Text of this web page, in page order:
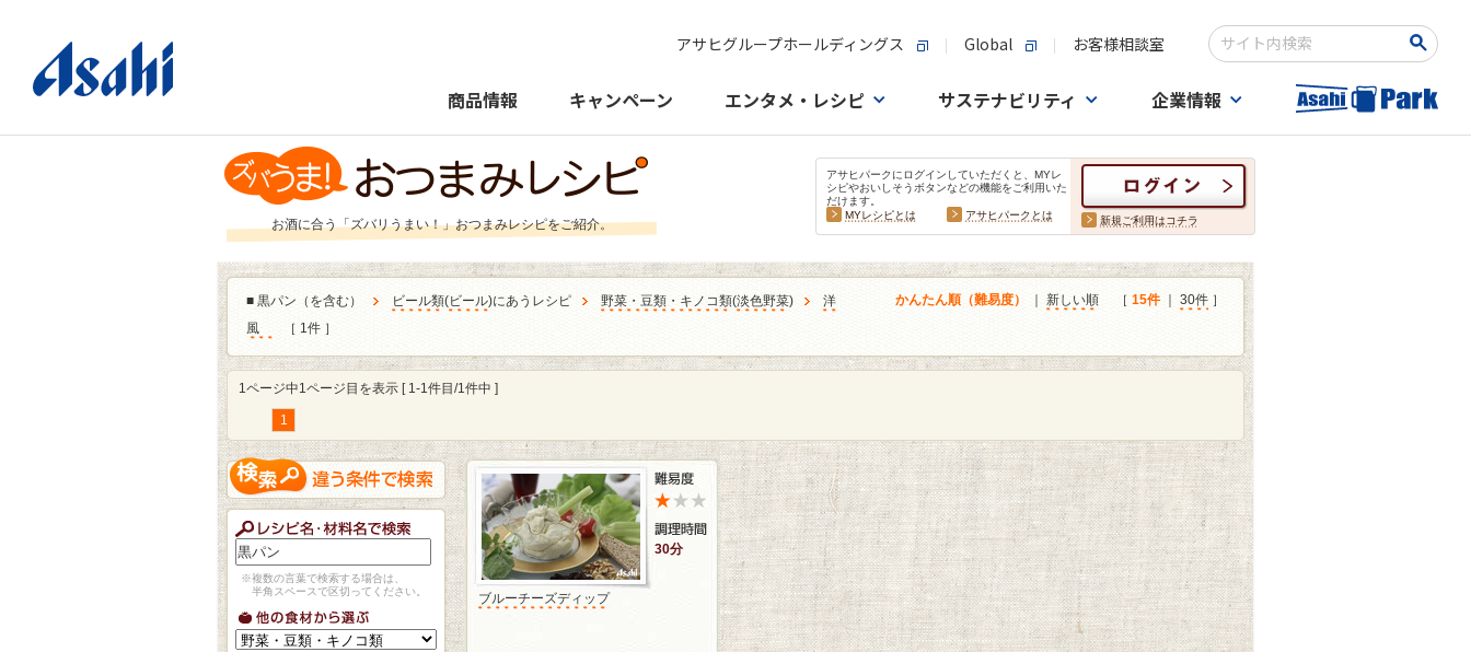
アサヒグループホールディングス Global お客様相談室
検索キーワード入力
商品情報 キャンペーン エンタメ・レシピ サステナビリティ 企業情報
お酒に合う「ズバリうまい！」おつまみレシピをご紹介。
アサヒパークにログインしていただくと、MYレ
シピやおいしそうボタンなどの機能をご利用いた
だけます。
MYレシピとは
アサヒパークとは 新規ご利用はコチラ
■ 黒パン（を含む） ビール類(ビール)にあうレシピ 野菜・豆類・キノコ類(淡色野菜)
洋
風
［ 1件 ］
かんたん順（難易度） 新しい順 ［ 15件｜ 30件 ］
1ページ中1ページ目を表示 [ 1-1件目/1件中 ]
1
※複数の言葉で検索する場合は、
半角スペースで区切ってください。
30分
ブルーチーズディップ